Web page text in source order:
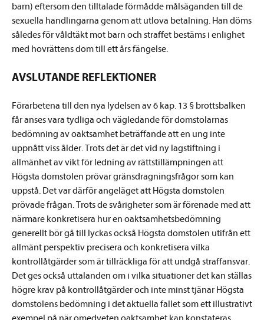
barn) eftersom den tilltalade förmådde målsäganden till de
sexuella handlingarna genom att utlova betalning. Han döms
således för våldtäkt mot barn och straffet bestäms i enlighet
med hovrättens dom till ett års fängelse.
AVSLUTANDE REFLEKTIONER
Förarbetena till den nya lydelsen av 6 kap. 13 § brottsbalken
får anses vara tydliga och vägledande för domstolarnas
bedömning av oaktsamhet beträffande att en ung inte
uppnått viss ålder. Trots det är det vid ny lagstiftning i
allmänhet av vikt för ledning av rättstillämpningen att
Högsta domstolen prövar gränsdragningsfrågor som kan
uppstå. Det var därför angeläget att Högsta domstolen
prövade frågan. Trots de svårigheter som är förenade med att
närmare konkretisera hur en oaktsamhetsbedömning
generellt bör gå till lyckas också Högsta domstolen utifrån ett
allmänt perspektiv precisera och konkretisera vilka
kontrollåtgärder som är tillräckliga för att undgå straffansvar.
Det ges också uttalanden om i vilka situationer det kan ställas
högre krav på kontrollåtgärder och inte minst tjänar Högsta
domstolens bedömning i det aktuella fallet som ett illustrativt